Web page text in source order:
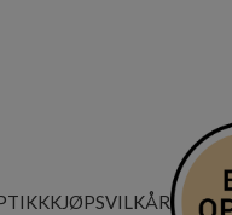
KJØPSVILKÅR